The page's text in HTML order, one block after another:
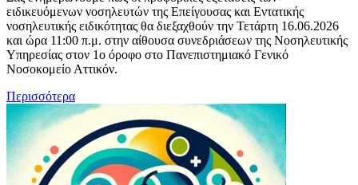
ειδικευόμενων νοσηλευτών της Επείγουσας και Εντατικής
νοσηλευτικής ειδικότητας θα διεξαχθούν την Τετάρτη 16.06.2026
και ώρα 11:00 π.μ. στην αίθουσα συνεδριάσεων της Νοσηλευτικής
Υπηρεσίας στον 1ο όροφο στο Πανεπιστημιακό Γενικό
Νοσοκομείο Αττικόν.
Περισσότερα